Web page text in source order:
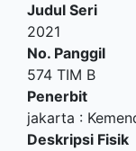
Judul Seri
2021
No. Panggil
574 TIM B
Penerbit
jakarta :
Deskripsi Fisik